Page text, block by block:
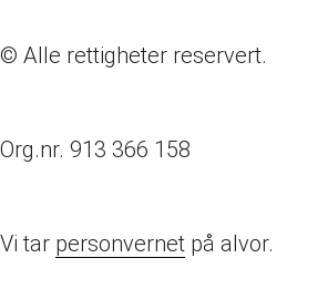
© Alle rettigheter reservert.
Org.nr. 913 366 158
Vi tar personvernet på alvor.